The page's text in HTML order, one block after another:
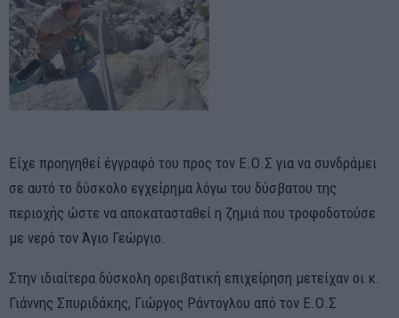
Είχε προηγηθεί έγγραφό του προς τον Ε.Ο.Σ για να συνδράμει
σε αυτό το δύσκολο εγχείρημα λόγω του δύσβατου της
περιοχής ώστε να αποκατασταθεί η ζημιά που τροφοδοτούσε
με νερό τον Άγιο Γεώργιο.
Στην ιδιαίτερα δύσκολη ορειβατική επιχείρηση μετείχαν οι κ.
Γιάννης Σπυριδάκης, Γιώργος Ράντογλου από τον Ε.Ο.Σ